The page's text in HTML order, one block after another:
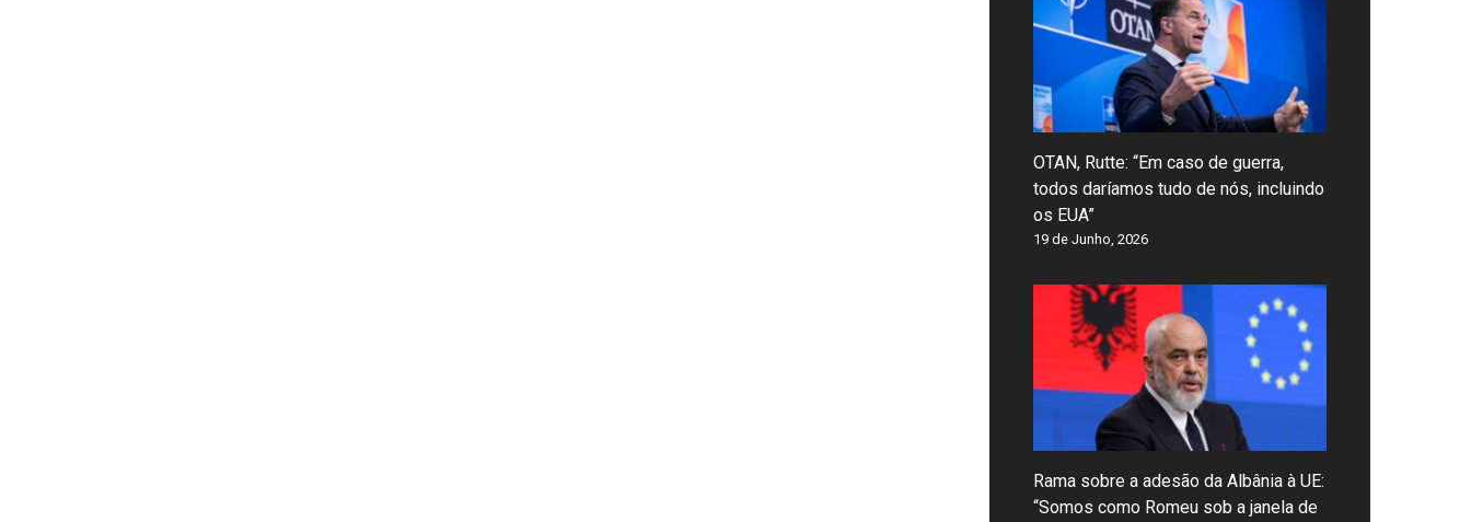
OTAN, Rutte: “Em caso de guerra,
todos daríamos tudo de nós, incluindo
os EUA”
19 de Junho, 2026
Rama sobre a adesão da Albânia à UE:
“Somos como Romeu sob a janela de